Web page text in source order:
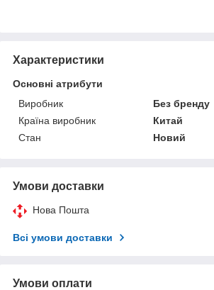
Характеристики
Основні атрибути
Виробник
Без бренду
Країна виробник
Китай
Стан
Новий
Умови доставки
Нова Пошта
Всі умови доставки
Умови оплати